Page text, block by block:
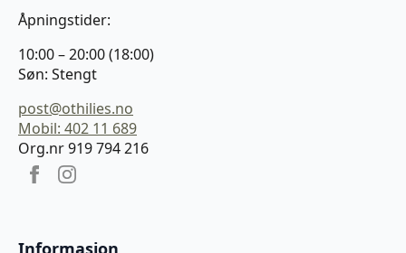
Åpningstider:
10:00 – 20:00 (18:00)
Søn: Stengt
post@othilies.no
Mobil: 402 11 689
Org.nr 919 794 216